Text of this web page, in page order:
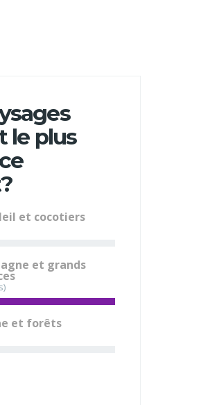
le plus
et cocotiers
et grands
et forêts